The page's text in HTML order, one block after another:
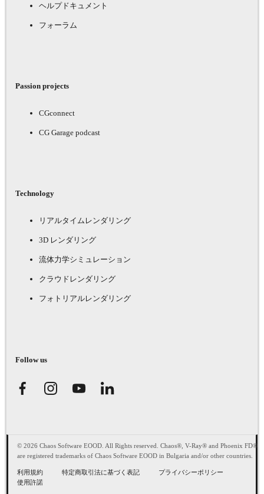
ヘルプドキュメント
フォーラム
Passion projects
CGconnect
CG Garage podcast
Technology
リアルタイムレンダリング
3D レンダリング
流体力学シミュレーション
クラウドレンダリング
フォトリアルレンダリング
Follow us
© 2026 Chaos Software EOOD. All Rights reserved. Chaos®, V-Ray® and Phoenix FD®
are registered trademarks of Chaos Software EOOD in Bulgaria and/or other countries.
利用規約 特定商取引法に基づく表記
プライバシーポリシー
使用許諾